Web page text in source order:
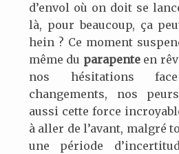
d’envol où on doit se
là, pour beaucoup, ça
hein ? Ce moment
même du parapenteen
nos hésitations
changements, nos
aussi cette force
à aller de l’avant, malgré
une période